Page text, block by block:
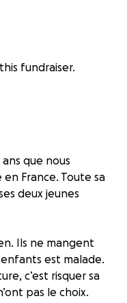
fundraiser.
que nous
France. Toute sa
deux jeunes
Ils ne mangent
est malade.
c’est risquer sa
pas le choix.